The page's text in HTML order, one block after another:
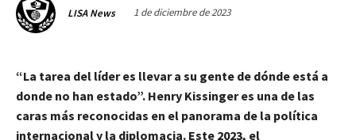
LISA News 1 de diciembre de 2023
“La tarea del líder es llevar a su gente de dónde está a
donde no han estado”. Henry Kissinger es una de las
caras más reconocidas en el panorama de la política
internacional y la diplomacia. Este 2023, el